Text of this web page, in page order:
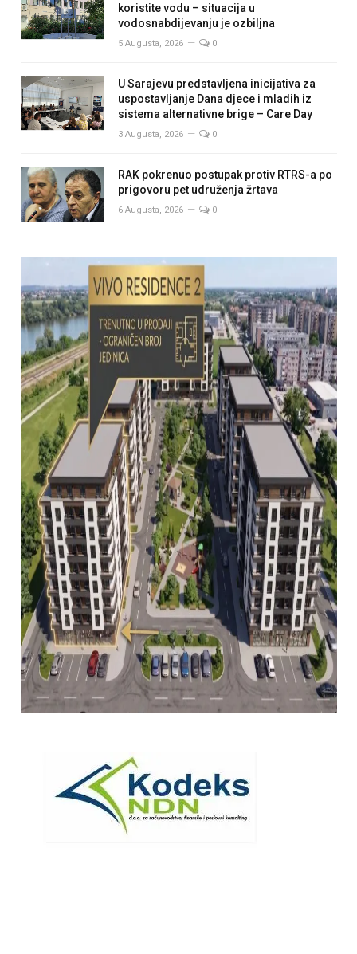
koristite vodu – situacija u
vodosnabdijevanju je ozbiljna
5 Augusta, 2026 0
U Sarajevu predstavljena inicijativa za
uspostavljanje Dana djece i mladih iz
sistema alternativne brige – Care Day
3 Augusta, 2026 0
RAK pokrenuo postupak protiv RTRS-a po
prigovoru pet udruženja žrtava
6 Augusta, 2026 0